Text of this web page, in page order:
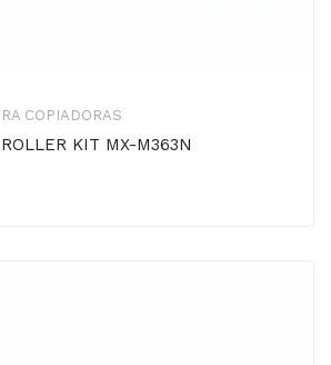
COPIADORAS
KIT MX-M363N